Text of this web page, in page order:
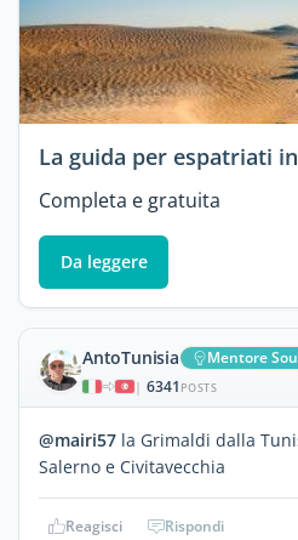
La guida per espatriati
Completa e gratuita
Da leggere
AntoTunisia Mentore
| 6341 POSTS
@mairi57 la Grimaldi dalla
Salerno e Civitavecchia
Reagisci Rispondi